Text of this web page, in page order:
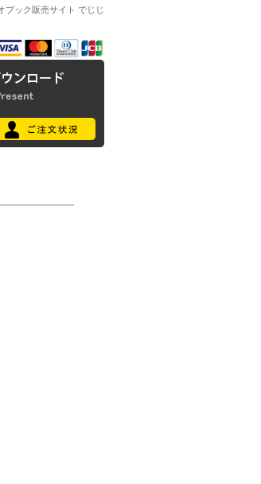
ブック販売サイト でじじ